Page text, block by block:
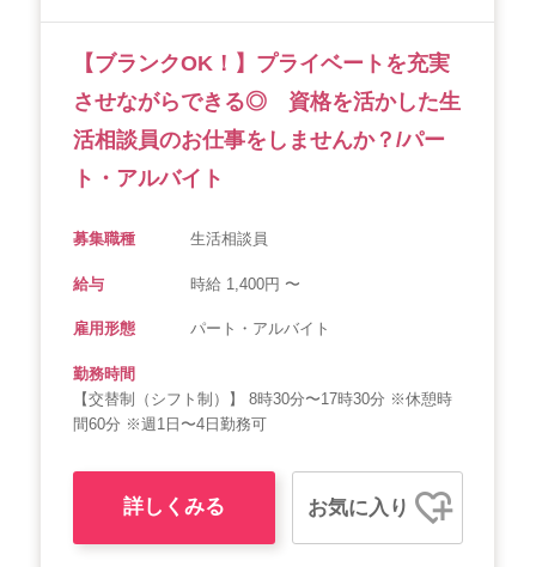
【ブランクOK！】プライベートを充実
させながらできる◎ 資格を活かした生
活相談員のお仕事をしませんか？/パー
ト・アルバイト
募集職種 生活相談員
給与 時給 1,400円 〜
雇用形態 パート・アルバイト
勤務時間
【交替制（シフト制）】 8時30分〜17時30分 ※休憩時
間60分 ※週1日〜4日勤務可
詳しくみる お気に入り